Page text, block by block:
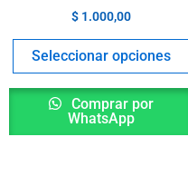
$ 1.000,00
Seleccionar opciones
Comprar por
WhatsApp